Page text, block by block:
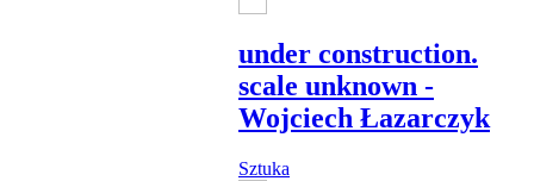
under construction.
scale unknown -
Wojciech Łazarczyk
Sztuka